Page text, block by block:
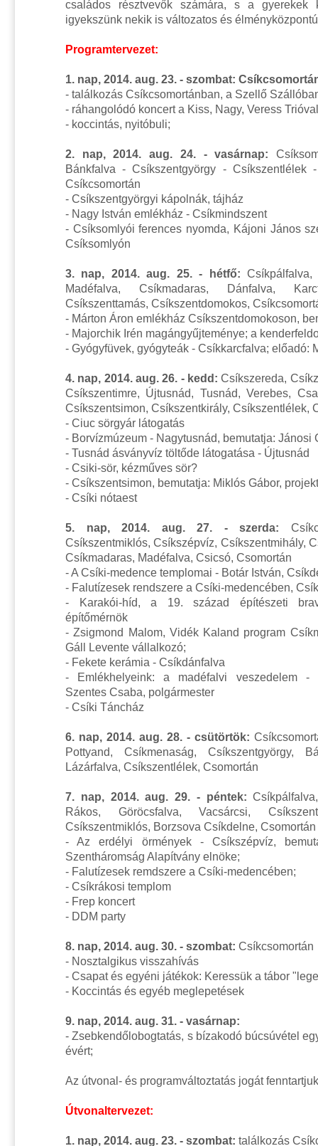
családos résztvevők számára, s a gyerekek
igyekszünk nekik is változatos és
Programtervezet:
1. nap, 2014. aug. 23. - szombat:
- találkozás Csíkcsomortánban, a Szellő
- ráhangolódó koncert a Kiss, Nagy, Veress
- koccintás, nyitóbuli;
2. nap, 2014. aug. 24. - vasárnap:
Bánkfalva - Csíkszentgyörgy -
Csíkcsomortán
- Csíkszentgyörgyi kápolnák, tájház
- Nagy István emlékház - Csíkmindszent
- Csíksomlyói ferences nyomda, Kájoni János
Csíksomlyón
3. nap, 2014. aug. 25. - hétfő: Csíkpálfalva,
Madéfalva, Csíkmadaras, Dánfalva,
Csíkszenttamás, Csíkszentdomokos,
- Márton Áron emlékház Csíkszentdomokoson,
- Majorchik Irén magángyűjteménye; a
- Gyógyfüvek, gyógyteák - Csíkkarcfalva; előadó:
4. nap, 2014. aug. 26. - kedd:Csíkszereda,
Csíkszentimre, Újtusnád, Tusnád, Verebes,
Csíkszentsimon, Csíkszentkirály, Csíkszentlélek,
- Ciuc sörgyár látogatás
- Borvízmúzeum - Nagytusnád, bemutatja:
- Tusnád ásványvíz töltőde látogatása - Újtusnád
- Csiki-sör, kézműves sör?
- Csíkszentsimon, bemutatja: Miklós Gábor,
- Csíki nótaest
5. nap, 2014. aug. 27. - szerda:
Csíkszentmiklós, Csíkszépvíz, Csíkszentmihály,
Csíkmadaras, Madéfalva, Csicsó, Csomortán
- A Csíki-medence templomai - Botár István,
- Falutízesek rendszere a Csíki-medencében,
- Karakói-híd, a 19. század építészeti
építőmérnök
- Zsigmond Malom, Vidék Kaland program
Gáll Levente vállalkozó;
- Fekete kerámia - Csíkdánfalva
- Emlékhelyeink: a madéfalvi veszedelem -
Szentes Csaba, polgármester
- Csíki Táncház
6. nap, 2014. aug. 28. - csütörtök:
Pottyand, Csíkmenaság, Csíkszentgyörgy,
Lázárfalva, Csíkszentlélek, Csomortán
7. nap, 2014. aug. 29. - péntek:
Rákos, Göröcsfalva, Vacsárcsi,
Csíkszentmiklós, Borzsova Csíkdelne, Csomortán
- Az erdélyi örmények - Csíkszépvíz,
Szentháromság Alapítvány elnöke;
- Falutízesek remdszere a Csíki-medencében;
- Csíkrákosi templom
- Frep koncert
- DDM party
8. nap, 2014. aug. 30. - szombat: Csíkcsomortán
- Nosztalgikus visszahívás
- Csapat és egyéni játékok: Keressük a tábor
- Koccintás és egyéb meglepetések
9. nap, 2014. aug. 31. - vasárnap:
- Zsebkendőlobogtatás, s bízakodó búcsúvétel
évért;
Az útvonal- és programváltoztatás jogát
Útvonaltervezet:
1. nap, 2014. aug. 23. - szombat: találkozás